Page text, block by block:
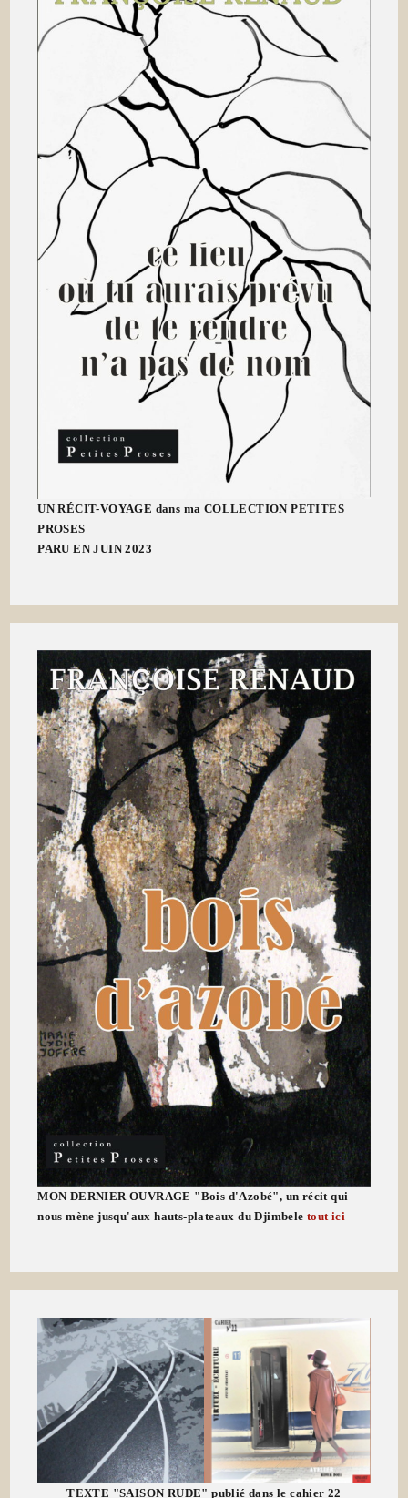
UN RÉCIT-VOYAGE dans ma COLLECTION PETITES
PROSES
PARU EN JUIN 2023
MON DERNIER OUVRAGE "Bois d'Azobé", un récit qui
nous mène jusqu'aux hauts-plateaux du Djimbeletout ici
TEXTE "SAISON RUDE" publié dans le cahier 22